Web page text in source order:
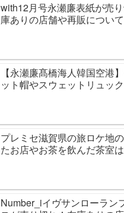
with12月号永瀬廉表紙が売
庫ありの店舗や再販について
【永瀬廉髙橋海人韓国空港
ット帽やスウェットリュック
プレミセ滋賀県の旅ロケ地
たお店やお茶を飲んだ茶室
Number_iイヴサンローラン